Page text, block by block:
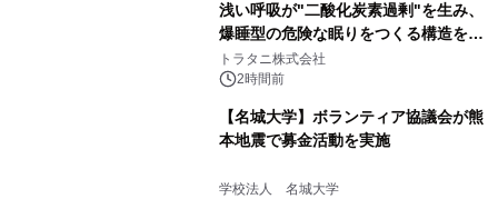
浅い呼吸が"二酸化炭素過剰"を生み、
爆睡型の危険な眠りをつくる構造を解
説
トラタニ株式会社
2時間前
【名城大学】ボランティア協議会が熊
本地震で募金活動を実施
学校法人 名城大学